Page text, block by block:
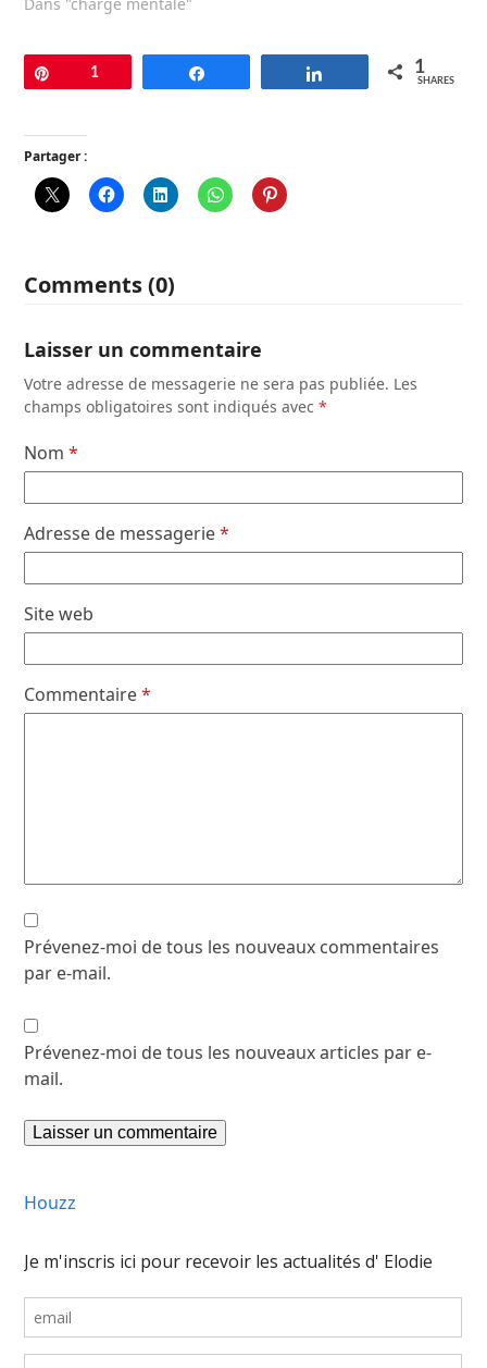
1 1
SHARES
Partager :
Comments (0)
Laisser un commentaire
Votre adresse de messagerie ne sera pas publiée. Les
champs obligatoires sont indiqués avec*
Nom*
Adresse de messagerie*
Site web
Commentaire*
Prévenez-moi de tous les nouveaux commentaires
par e-mail.
Prévenez-moi de tous les nouveaux articles par e-
mail.
Houzz